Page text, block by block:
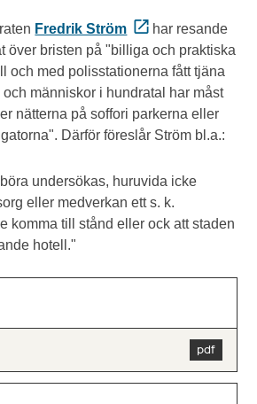
Fredrik Ström
har resande
över bristen på "billiga och praktiska
och med polisstationerna fått tjäna
människor i hundratal har måst
nätterna på soffori parkerna eller
Därför föreslår Ström bl.a.:
undersökas, huruvida icke
eller medverkan ett s. k.
komma till stånd eller ock att staden
hotell."